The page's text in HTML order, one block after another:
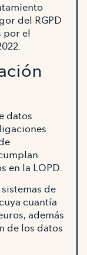
del RGPD
por el
datos
en la LOPD.
de
cuantía
además
de los datos